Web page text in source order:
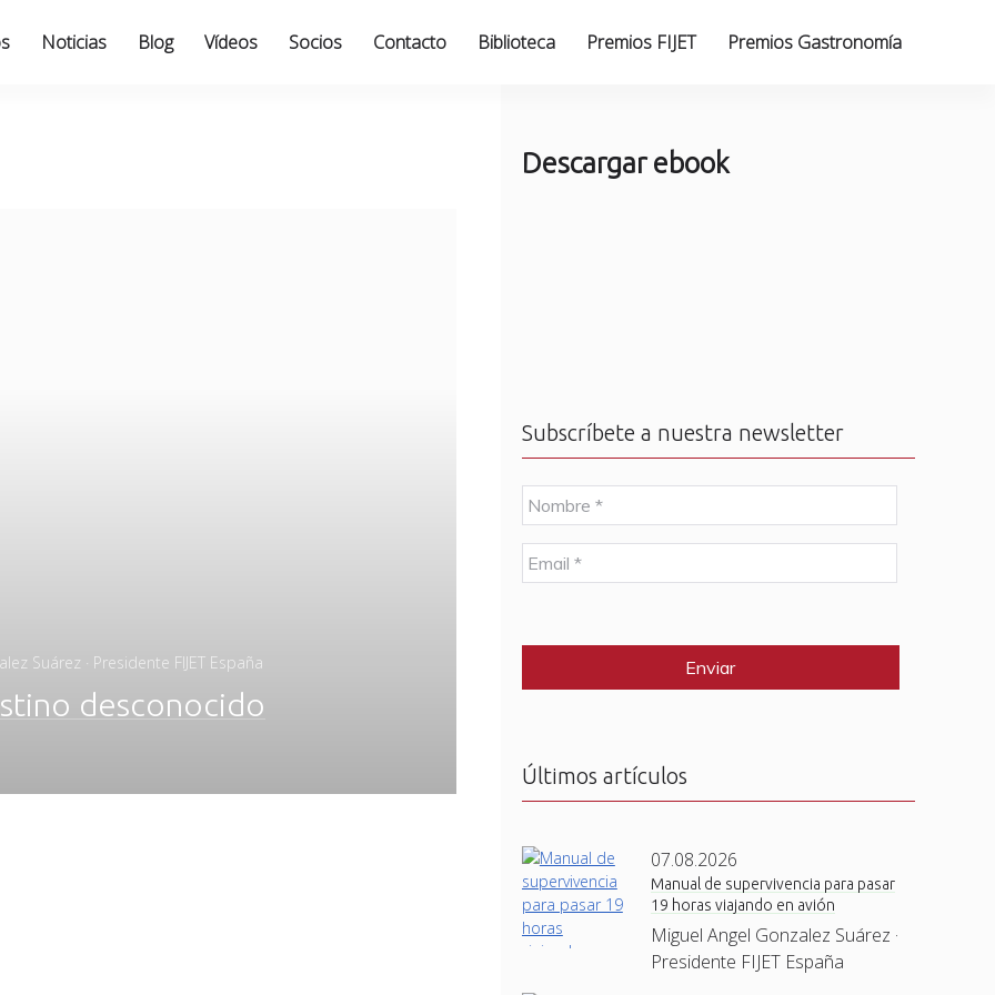
Noticias Blog Vídeos Socios Contacto Biblioteca Premios FIJET Premios Gastronomía
Suárez · Presidente FIJET España
desconocido
Descargar ebook
Subscríbete a nuestra newsletter
N
o
m
b
r
E
m
l
Últimos artículos
07.08.2026
Manual de supervivencia para pasar
19 horas viajando en avión
Miguel Angel Gonzalez Suárez ·
Presidente FIJET España